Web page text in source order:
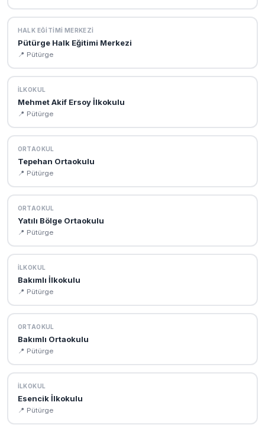
HALK EĞITIMI MERKEZI
Pütürge Halk Eğitimi Merkezi
📍 Pütürge
İLKOKUL
Mehmet Akif Ersoy İlkokulu
📍 Pütürge
ORTAOKUL
Tepehan Ortaokulu
📍 Pütürge
ORTAOKUL
Yatılı Bölge Ortaokulu
📍 Pütürge
İLKOKUL
Bakımlı İlkokulu
📍 Pütürge
ORTAOKUL
Bakımlı Ortaokulu
📍 Pütürge
İLKOKUL
Esencik İlkokulu
📍 Pütürge